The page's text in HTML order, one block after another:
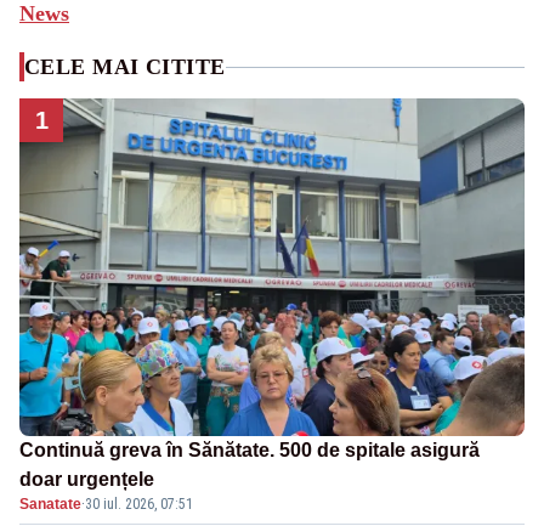
News
CELE MAI CITITE
1
Continuă greva în Sănătate. 500 de spitale asigură
doar urgențele
Sanatate·30 iul. 2026, 07:51